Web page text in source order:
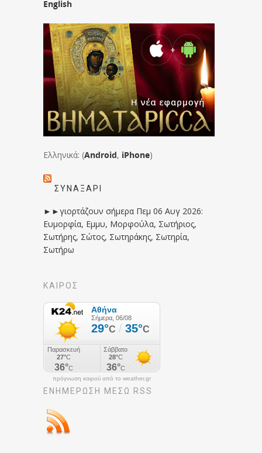
English
Ελληνικά: (Android, iPhone)
ΣΥΝΑΞΆΡΙ
►►γιορτάζουν σήμερα Πεμ 06 Αυγ 2026:
Ευμορφία, Εμμυ, Μορφούλα, Σωτήριος,
Σωτήρης, Σώτος, Σωτηράκης, Σωτηρία,
Σωτήρω
ΚΑΙΡΟΣ
πρόγνωση καιρού από το weather.gr
ΕΝΗΜΈΡΩΣΉ ΜΕΣΩ RSS